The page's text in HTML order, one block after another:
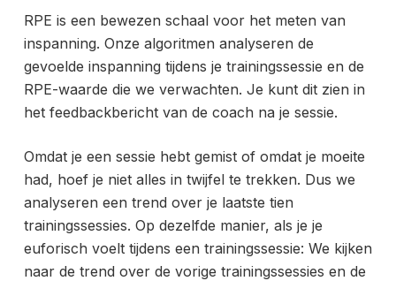
RPE is een bewezen schaal voor het meten van
inspanning. Onze algoritmen analyseren de
gevoelde inspanning tijdens je trainingssessie en de
RPE-waarde die we verwachten. Je kunt dit zien in
het feedbackbericht van de coach na je sessie.
Omdat je een sessie hebt gemist of omdat je moeite
had, hoef je niet alles in twijfel te trekken. Dus we
analyseren een trend over je laatste tien
trainingssessies. Op dezelfde manier, als je je
euforisch voelt tijdens een trainingssessie: We kijken
naar de trend over de vorige trainingssessies en de